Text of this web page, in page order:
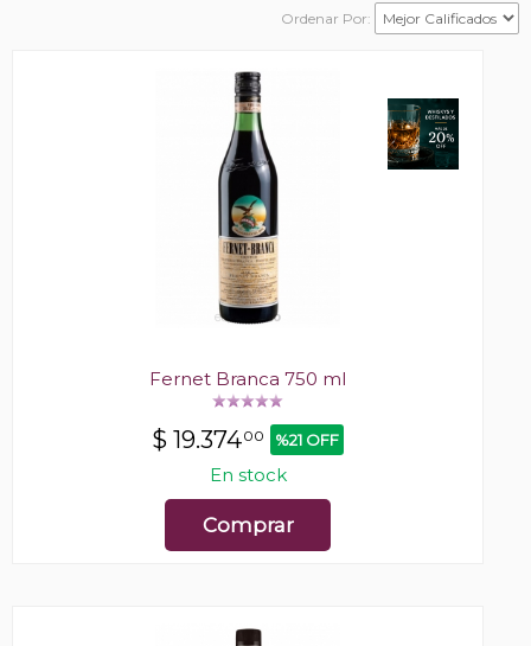
Ordenar Por:
Fernet Branca 750 ml
$ 19.37400 %21 OFF
En stock
Comprar